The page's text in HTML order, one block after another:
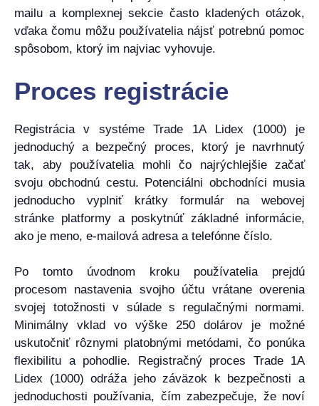
mailu a komplexnej sekcie často kladených otázok,
vďaka čomu môžu používatelia nájsť potrebnú pomoc
spôsobom, ktorý im najviac vyhovuje.
Proces registrácie
Registrácia v systéme Trade 1A Lidex (1000) je
jednoduchý a bezpečný proces, ktorý je navrhnutý
tak, aby používatelia mohli čo najrýchlejšie začať
svoju obchodnú cestu. Potenciálni obchodníci musia
jednoducho vyplniť krátky formulár na webovej
stránke platformy a poskytnúť základné informácie,
ako je meno, e-mailová adresa a telefónne číslo.
Po tomto úvodnom kroku používatelia prejdú
procesom nastavenia svojho účtu vrátane overenia
svojej totožnosti v súlade s regulačnými normami.
Minimálny vklad vo výške 250 dolárov je možné
uskutočniť rôznymi platobnými metódami, čo ponúka
flexibilitu a pohodlie. Registračný proces Trade 1A
Lidex (1000) odráža jeho záväzok k bezpečnosti a
jednoduchosti používania, čím zabezpečuje, že noví